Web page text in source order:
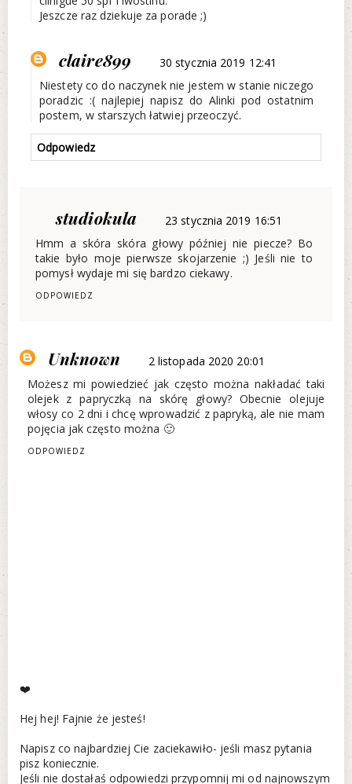
Jeszcze raz dziekuje za porade ;)
claire899
30 stycznia 2019 12:41
Niestety co do naczynek nie jestem w stanie niczego
poradzic :( najlepiej napisz do Alinki pod ostatnim
postem, w starszych łatwiej przeoczyć.
Odpowiedz
studiokula
23 stycznia 2019 16:51
Hmm a skóra skóra głowy później nie piecze? Bo
takie było moje pierwsze skojarzenie ;) Jeśli nie to
pomysł wydaje mi się bardzo ciekawy.
ODPOWIEDZ
Unknown
2 listopada 2020 20:01
Możesz mi powiedzieć jak często można nakładać taki
olejek z papryczką na skórę głowy? Obecnie olejuje
włosy co 2 dni i chcę wprowadzić z papryką, ale nie mam
pojęcia jak często można 🙂
ODPOWIEDZ
❤️
Hej hej! Fajnie że jesteś!
Napisz co najbardziej Cie zaciekawiło- jeśli masz pytania
pisz koniecznie.
Jeśli nie dostałaś odpowiedzi przypomnij mi od najnowszym